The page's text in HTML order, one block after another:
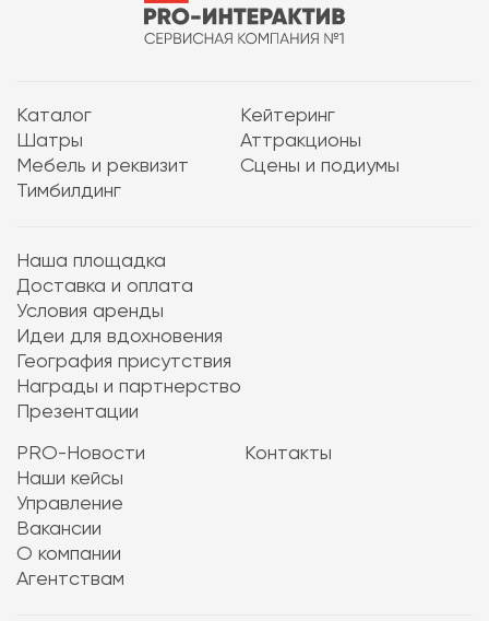
Каталог
Кейтеринг
Шатры
Аттракционы
Мебель и реквизит
Сцены и подиумы
Тимбилдинг
Наша площадка
Доставка и оплата
Условия аренды
Идеи для вдохновения
География присутствия
Награды и партнерство
Презентации
PRO-Новости
Наши кейсы
Управление
Вакансии
О компании
Агентствам
Контакты